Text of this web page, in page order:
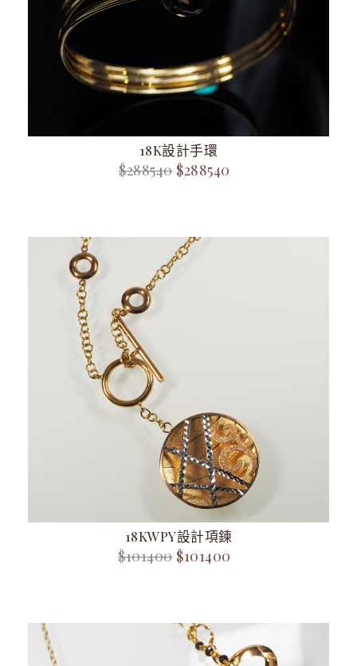
18K設計手環
$288540 $288540
18KWPY設計項鍊
$101400 $101400